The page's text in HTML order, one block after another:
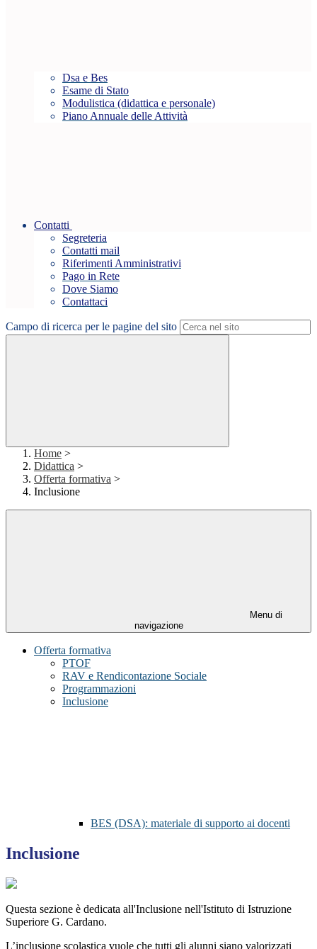
Dsa e Bes
Esame di Stato
Modulistica (didattica e personale)
Piano Annuale delle Attività
Contatti
Segreteria
Contatti mail
Riferimenti Amministrativi
Pago in Rete
Dove Siamo
Contattaci
Campo di ricerca per le pagine del sito
Home >
Didattica >
Offerta formativa >
Inclusione
Menu di
navigazione
Offerta formativa
PTOF
RAV e Rendicontazione Sociale
Programmazioni
Inclusione
BES (DSA): materiale di supporto ai docenti
Inclusione
Questa sezione è dedicata all'Inclusione nell'Istituto di Istruzione
Superiore G. Cardano.
L’inclusione scolastica vuole che tutti gli alunni siano valorizzati